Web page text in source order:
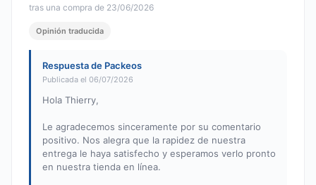
tras una compra de 23/06/2026
Opinión traducida
Respuesta de Packeos
Publicada el 06/07/2026
Hola Thierry,
Le agradecemos sinceramente por su comentario
positivo. Nos alegra que la rapidez de nuestra
entrega le haya satisfecho y esperamos verlo pronto
en nuestra tienda en línea.